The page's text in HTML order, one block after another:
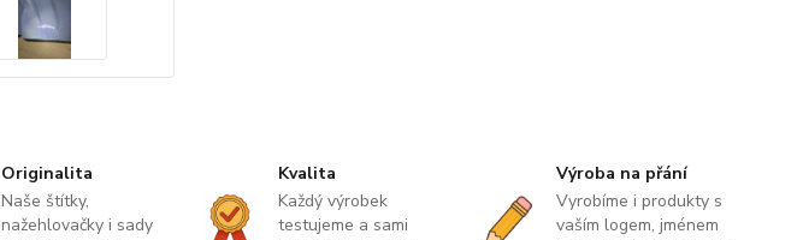
Originalita
Naše štítky,
nažehlovačky i sady
Kvalita
Každý výrobek
testujeme a sami
Výroba na přání
Vyrobíme i produkty s
vaším logem, jménem